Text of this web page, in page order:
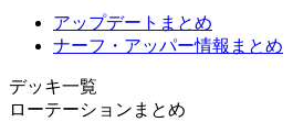
アップデートまとめ
ナーフ・アッパー情報まとめ
デッキ一覧
ローテーションまとめ